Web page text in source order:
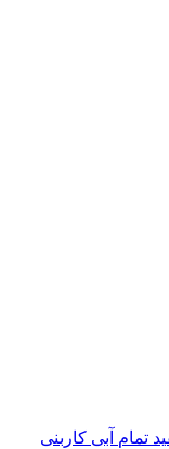
تمام آبی کاربنی